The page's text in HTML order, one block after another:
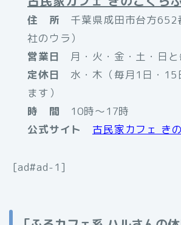
住 所 千葉県成田市台方652
社のウラ）
営業日
月・火・金・土・日
定休日
水・木（毎月1日・15
ます）
時 間 10時〜17時
公式サイト
古民家カフェ き
[ad#ad-1]